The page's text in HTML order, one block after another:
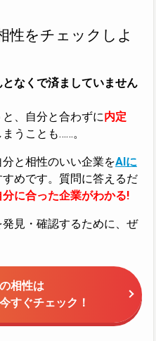
性をチェックしよ
なくで済ましていません
、自分と合わずに内定
うことも……。
と相性のいい企業をAIに
めです。質問に答えるだ
に合った企業がわかる!
見・確認するために、ぜ
相性は
すぐチェック！